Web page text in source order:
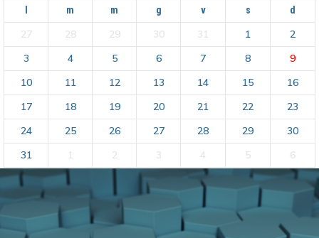
m m g v s d
27 28 29 30 31 1
2
3
4 5 6 7 8
9
10
11 12 13 14 15
16
17
18 19 20 21 22
23
24
25 26 27 28 29
30
31
1 2 3 4 5 6